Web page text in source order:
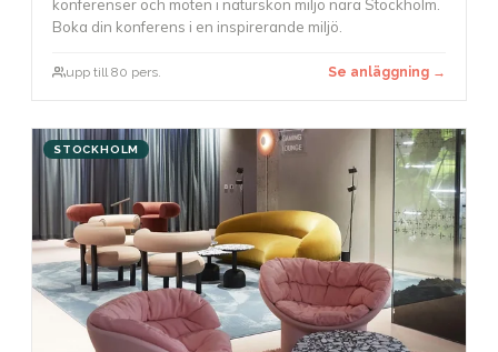
konferenser och möten i naturskön miljö nära Stockholm.
Boka din konferens i en inspirerande miljö.
upp till 80 pers. Se anläggning →
STOCKHOLM